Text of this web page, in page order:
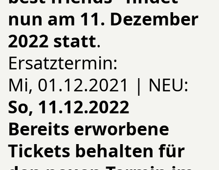
nun am 11. Dezember
2022 statt.
Ersatztermin:
Mi, 01.12.2021 | NEU:
So, 11.12.2022
Bereits erworbene
Tickets behalten für